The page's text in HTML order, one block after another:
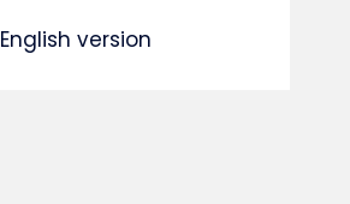
English version